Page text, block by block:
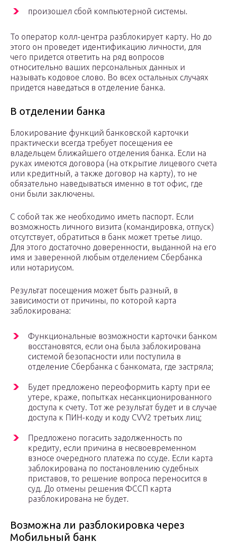
произошел сбой компьютерной системы.
То оператор колл-центра разблокирует карту. Но до
этого он проведет идентификацию личности, для
чего придется ответить на ряд вопросов
относительно ваших персональных данных и
называть кодовое слово. Во всех остальных случаях
придется наведаться в отделение банка.
В отделении банка
Блокирование функций банковской карточки
практически всегда требует посещения ее
владельцем ближайшего отделения банка. Если на
руках имеются договора (на открытие лицевого счета
или кредитный, а также договор на карту), то не
обязательно наведываться именно в тот офис, где
они были заключены.
С собой так же необходимо иметь паспорт. Если
возможность личного визита (командировка, отпуск)
отсутствует, обратиться в банк может третье лицо.
Для этого достаточно доверенности, выданной на его
имя и заверенной любым отделением Сбербанка
или нотариусом.
Результат посещения может быть разный, в
зависимости от причины, по которой карта
заблокирована:
Функциональные возможности карточки банком
восстановятся, если она была заблокирована
системой безопасности или поступила в
отделение Сбербанка с банкомата, где застряла;
Будет предложено переоформить карту при ее
утере, краже, попытках несанкционированного
доступа к счету. Тот же результат будет и в случае
доступа к ПИН-коду и коду CVV2 третьих лиц;
Предложено погасить задолженность по
кредиту, если причина в несвоевременном
взносе очередного платежа по ссуде. Если карта
заблокирована по постановлению судебных
приставов, то решение вопроса переносится в
суд. До отмены решения ФССП карта
разблокирована не будет.
Возможна ли разблокировка через
Мобильный банк